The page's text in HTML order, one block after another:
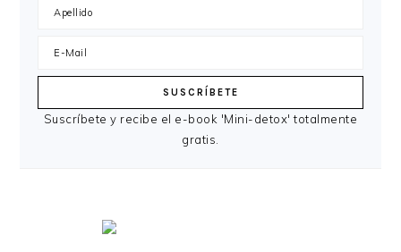
Suscríbete y recibe el e-book 'Mini-detox' totalmente
gratis.